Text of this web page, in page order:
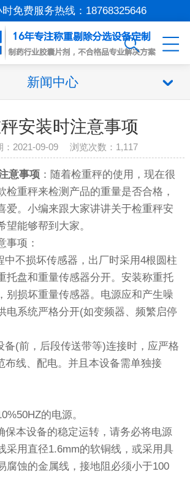
免费服务热线： 18768325646
新闻中心
安装时注意事项
：2021-09-09 浏览次数： 1,117
意事项 ：随着检重秤的使用，现在很
检重秤来检测产品的重量是否合格，
爱。小编来跟大家讲讲关于检重秤安
望能够帮到大家。
事项：
中不损坏传感器，出厂时采用4根圆柱
托盘和重量传感器分开。安装称重托
别损坏重量传感器。电源应和产生噪
电系统严格分开(如变频器、频繁启停
备(前，后段传送带等)连接时，应严格
布线、配电。并且本设备需单独接
的电源。
保本设备的稳定运转，请务必将电源
采用直径1.6mm的软铜线，或采用具
腐蚀的金属线，接地阻必须小于100